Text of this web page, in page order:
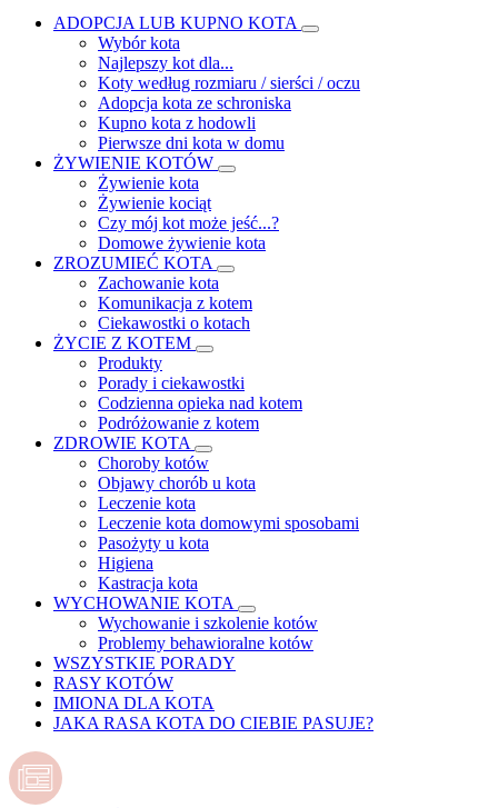
ADOPCJA LUB KUPNO KOTA
Wybór kota
Najlepszy kot dla...
Koty według rozmiaru / sierści / oczu
Adopcja kota ze schroniska
Kupno kota z hodowli
Pierwsze dni kota w domu
ŻYWIENIE KOTÓW
Żywienie kota
Żywienie kociąt
Czy mój kot może jeść...?
Domowe żywienie kota
ZROZUMIEĆ KOTA
Zachowanie kota
Komunikacja z kotem
Ciekawostki o kotach
ŻYCIE Z KOTEM
Produkty
Porady i ciekawostki
Codzienna opieka nad kotem
Podróżowanie z kotem
ZDROWIE KOTA
Choroby kotów
Objawy chorób u kota
Leczenie kota
Leczenie kota domowymi sposobami
Pasożyty u kota
Higiena
Kastracja kota
WYCHOWANIE KOTA
Wychowanie i szkolenie kotów
Problemy behawioralne kotów
WSZYSTKIE PORADY
RASY KOTÓW
IMIONA DLA KOTA
JAKA RASA KOTA DO CIEBIE PASUJE?